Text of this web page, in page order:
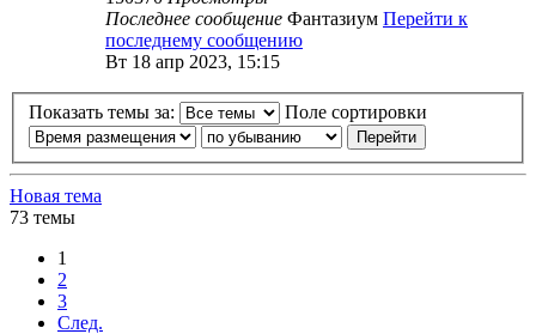
Последнее сообщение Фантазиум Перейти к
последнему сообщению
Вт 18 апр 2023, 15:15
Показать темы за: Поле сортировки
Новая тема
73 темы
1
2
3
След.